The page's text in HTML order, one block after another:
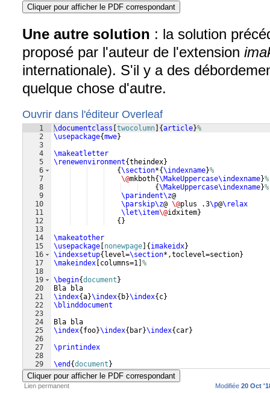
Cliquer pour afficher le PDF correspondant
Une autre solution : la solution
proposé par l'auteur de l'extension
internationale). S'il y a des
quelque chose d'autre.
Ouvrir dans l'éditeur Overleaf
1
2
3
4
5
6
7
8
9
10
11
12
13
14
15
16
17
18
19
20
21
22
23
24
25
26
27
28
29
\documentclass twocolumn {article}%
\usepackage{mwe}
\makeatletter
\renewenvironment{theindex}
{\section*{\indexname}%
\@mkboth{\MakeUppercase\indexname}%
{\MakeUppercase\indexname}%
\parindent\z@
\parskip\z@ \@plus .3\p@\relax
\let\item\@idxitem}
{ }
\makeatother
\usepackage nonewpage { imakeidx}
\indexsetup{ level=\section*,toclevel=section}
\makeindex columns=1 %
\begin{document }
Bla bla
\index{a}\index{ b}\index{ c}
\blinddocument
Bla bla
\index{ foo}\index{ bar}\index{ car}
\printindex
\end {document }
Cliquer pour afficher le PDF correspondant
Lien permanent Modifiée 20 Oct